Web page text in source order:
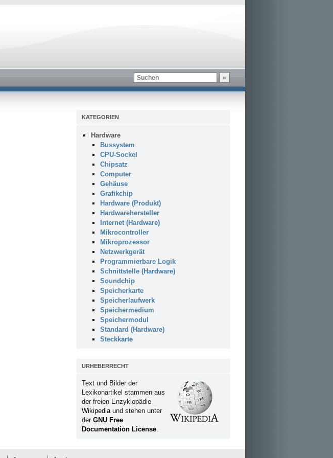
KATEGORIEN
Hardware
Bussystem
CPU-Sockel
Chipsatz
Computer
Gehäuse
Grafikchip
Hardware (Produkt)
Hardwarehersteller
Internet (Hardware)
Mikrocontroller
Mikroprozessor
Netzwerkgerät
Programmierbare Logik
Schnittstelle (Hardware)
Soundchip
Speicherkarte
Speicherlaufwerk
Speichermedium
Speichermodul
Standard (Hardware)
Steckkarte
URHEBERRECHT
Text und Bilder der
Lexikonartikel stammen aus
der freien Enzyklopädie
Wikipediaund stehen unter
der GNU Free
Documentation License.